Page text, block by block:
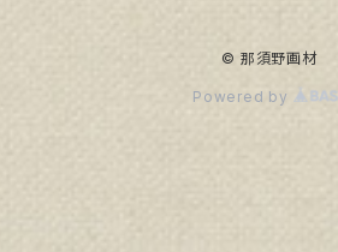
© 那須野画材
Powered by